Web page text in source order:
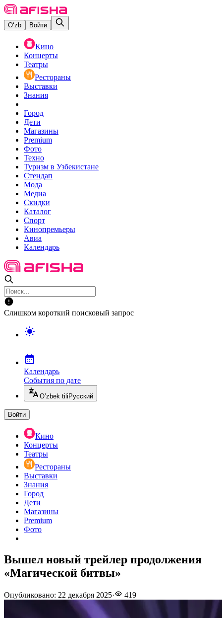
O‘zb Войти
Кино
Концерты
Театры
Рестораны
Выставки
Знания
Город
Дети
Магазины
Premium
Фото
Техно
Туризм в Узбекистане
Стендап
Мода
Медиа
Скидки
Каталог
Спорт
Кинопремьеры
Авиа
Календарь
Слишком короткий поисковый запрос
Календарь
События по дате
O’zbek tili Русский
Войти
Кино
Концерты
Театры
Рестораны
Выставки
Знания
Город
Дети
Магазины
Premium
Фото
Вышел новый трейлер продолжения
«Магической битвы»
Опубликовано: 22 декабря 2025· 419